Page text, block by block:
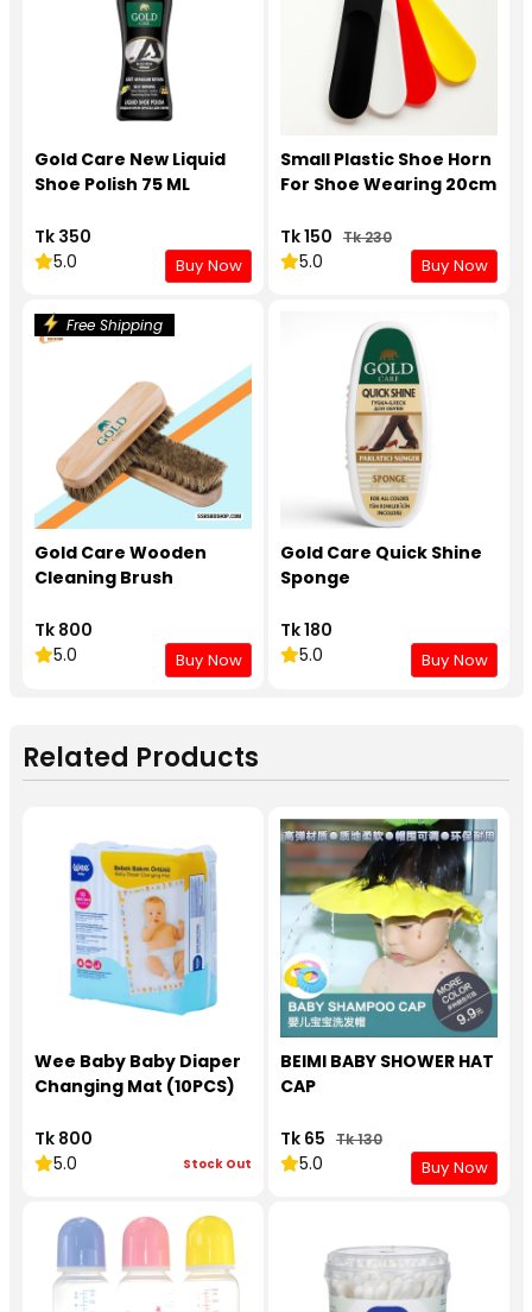
Gold Care New Liquid
Shoe Polish 75 ML
Tk 350
5.0
Buy Now
Small Plastic Shoe Horn
For Shoe Wearing 20cm
Tk 150 Tk 230
5.0 Buy Now
Free Shipping
Gold Care Wooden
Cleaning Brush
Tk 800
5.0
Buy Now
Gold Care Quick Shine
Sponge
Tk 180
5.0
Buy Now
Related Products
Wee Baby Baby Diaper
Changing Mat (10PCS)
Tk 800
5.0
Stock Out
BEIMI BABY SHOWER HAT
CAP
Tk 65 Tk 130
5.0 Buy Now